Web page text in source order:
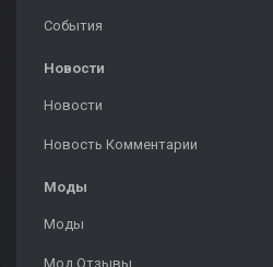
События
Новости
Новости
Новость Комментарии
Моды
Моды
Мод Отзывы